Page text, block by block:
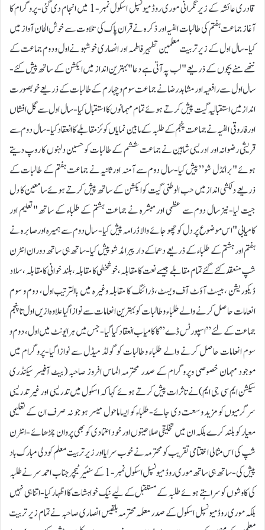
قادری عائشہ کے زیر نگرانی موری روڈ میونسپل اسکول نمبر-1 میں انجام دی گئی-پروگرام کا
آغاز جماعت ہفتم کی طالبات الفیہ اور ذکرہ نےقران پاک کی تلاوت سے خوش الحان آواز میں
کیا-سال اول کے زیر تربیت معلمین تطہیر فاطمہ اور انصاری خوشبو نے اول ودوم جماعت کے
ننھے منے بچوں کے ذریعے "لب پہ آتی ہے دعا "بہترین انداز میں ایکشن کے ساتھ پیش کئے-
سال اول سے رافعیہ اور مشاہد رضا نے جماعت سوم وچہارم کے طالبات کے ذریعے خوبصورت
انداز میں استقبالیہ گیت پیش کرتے ہوئے تمام مہمانوں کا استقبال کیا-سال اول سے گل افشاں
اور فاروقی الفیہ نے جماعت پنجم کے طلبہ کے مابین نمایاں کوئز مقابلے کا انعقاد کیا-سال دوم سے
قریشی رضوانہ اور ادریسی شاہین نے جماعت ششم کے طالبات کو حسین دلہنوں کا روپ دیتے
ہوئے "برائڈل شو” پیش کیا-سال دوم سے آمنہ اور ثانیہ نے جماعت ہفتم کے طالبات کے
ذریعے دلکشی انداز میں حب الوطنی گیت کو ایکشن کے ساتھ پیش کرتے ہوئے سامعین کا دل
جیت لیا-نیز سال دوم سے عظمی اور مبشرہ نے جماعت ہشتم کے طلباء کے ساتھ "تعلیم اور
کامیابی "اس موضوع پر دل کو چھو جائے والا ڈرامہ پیش کیا- سال دوم سے ہمیرہ اور صابرہ نے
ہفتم اور ہشتم کے طلباء کے ذریعے دھماکے دار پیرامڈ شو پیش کیا-ساتھ ہی ساتھ دوران انٹرن
شپ منعقد کئے گئے تمام مقابلے جیسے نعت کا مقابلہ،خوشخطی کا مقابلہ، بلند خوانی کا مقابلہ ،سلاد
ڈیکوریشن ،بیسٹ آؤٹ آف ویسٹ،ڈرائنگ کا مقابلہ وغیرہ میں باالترتیب اول، دوم و سوم
انعامات حاصل کرنے والے طلباء و طالبات کو بہترین انعامات سے نوازا گیا علاوہ ازیں اول تا پنجم
جماعت کے لئے” اسپورٹس ڈے” کا کامیاب انعقاد کیا گیا-جس میں ہر ایونٹ میں اول، دوم و
سوم انعامات حاصل کرنے والے طلباء و طالبات کو گولڈ میڈل سے نوازا گیا-پروگرام میں
موجود مہمان خصوصی وپروگرام کے صدر محترمہ الماس افروز صاحبہ (بیٹ آفیسر سیکنڈری
سیکشن ایم سی جی ایم)نے تاثرات پیش کرتے ہوئے کہا کہ اسکول میں تدریسی اور غیر تدریسی
سرگرمیوں کو مزید وسعت دی جائے-طلباء کو ایسا ماحول میسر ہو جو نہ صرف ان کے تعلیمی
معیار کو بلند کرے بلکہ ان میں تخلیقی صلاحیتوں اور خود اعتمادی کو بھی پروان چڑھائے -انٹرن
شپ کی اس مثالی اختتامی تقریب کو محترمہ نے خوب سرایا اور زیر تربیت معلم کو دلی مبارک باد
پیش کی-ساتھ ہی ساتھ موری روڈ میونسپل اسکول نمبر-1 کے سنئیر ٹیچر جناب احمد سر نے طلبہ
کی کاوشوں کو سراہتے ہوئے طلبہ کے مستقبل کے لیے نیک خواہشات کا اظہار کیا-اتنا ہی نہیں
بلکہ موری روڈ میونسپل اسکول کے صدر معلمہ محترمہ بلقیس انصاری صاحبہ نے تمام زیر تربیت